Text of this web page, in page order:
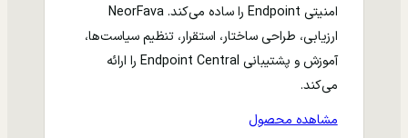
امنیتی Endpoint را ساده می‌کند. NeorFava
ارزیابی، طراحی ساختار، استقرار، تنظیم سیاست‌ها،
آموزش و پشتیبانی Endpoint Central را ارائه
می‌کند.
مشاهده محصول